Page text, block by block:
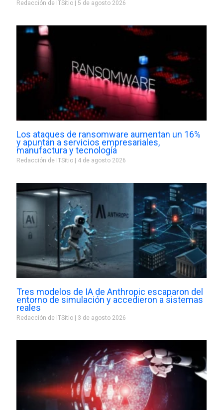
Redacción de ITSitio 5 de agosto 2026
Los ataques de ransomware aumentan un 16%
y apuntan a servicios empresariales,
manufactura y tecnología
Redacción de ITSitio 4 de agosto 2026
Tres modelos de IA de Anthropic escaparon del
entorno de simulación y accedieron a sistemas
reales
Redacción de ITSitio 3 de agosto 2026